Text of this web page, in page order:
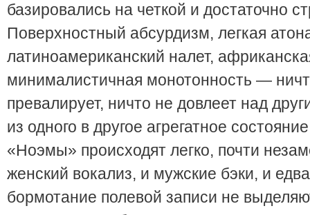
базировались на четкой и достаточно
Поверхностный абсурдизм, легкая
латиноамериканский налет,
минималистичная монотонность —
превалирует, ничто не довлеет над
из одного в другое агрегатное
«Ноэмы» происходят легко, почти
женский вокализ, и мужские бэки, и
бормотание полевой записи не